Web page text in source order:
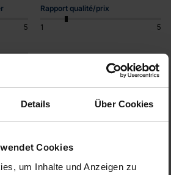
Details Über Cookies
Cookies
um Inhalte und Anzeigen zu
5
Rapport qualité/prix
1
5
? Oui Signaler Partager il y a 1 an